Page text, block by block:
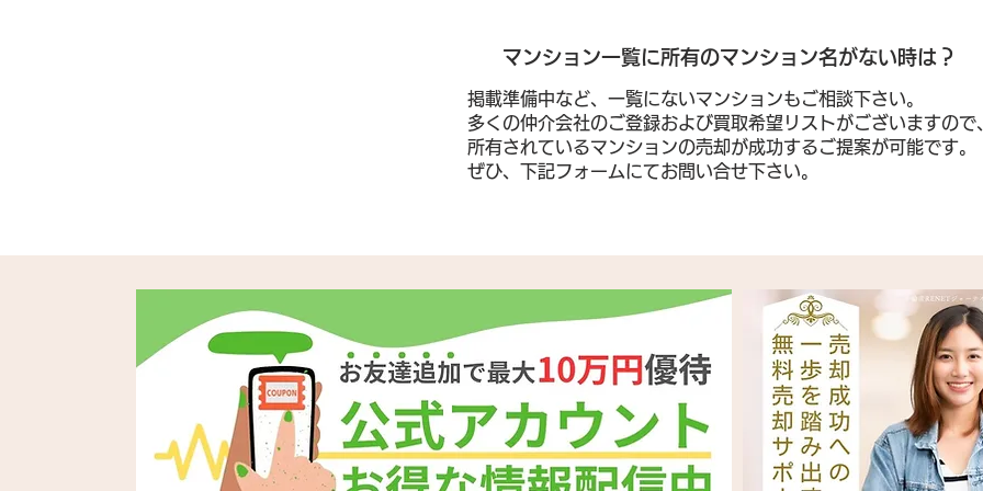
​マンション一覧に所有のマンション名がない時は？
掲載準備中など、一覧にないマンションもご相談下さい。
多くの仲介会社のご登録および買取希望リストがございますので
所有されているマンションの売却が成功するご提案が可能です。
​ぜひ、下記フォームにてお問い合せ下さい。